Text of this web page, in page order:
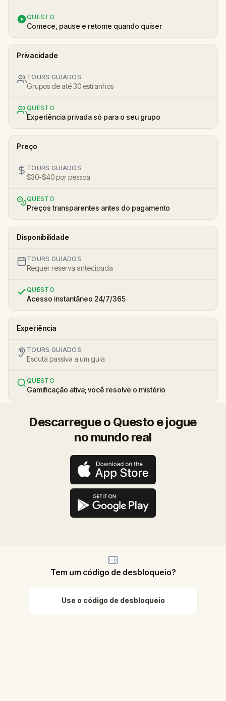
QUESTO
Comece, pause e retome quando quiser
Privacidade
TOURS GUIADOS
Grupos de até 30 estranhos
QUESTO
Experiência privada só para o seu grupo
Preço
TOURS GUIADOS
$30-$40 por pessoa
QUESTO
Preços transparentes antes do pagamento
Disponibilidade
TOURS GUIADOS
Requer reserva antecipada
QUESTO
Acesso instantâneo 24/7/365
Experiência
TOURS GUIADOS
Escuta passiva a um guia
QUESTO
Gamificação ativa; você resolve o mistério
Descarregue o Questo e jogue
no mundo real
Tem um código de desbloqueio?
Use o código de desbloqueio